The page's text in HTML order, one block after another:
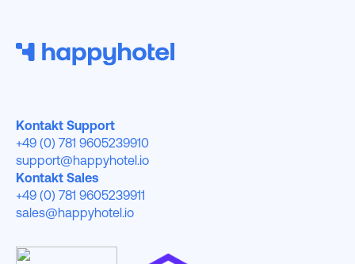
Kontakt Support
+49 (0) 781 9605239910
support@happyhotel.io
Kontakt Sales
+49 (0) 781 9605239911
sales@happyhotel.io